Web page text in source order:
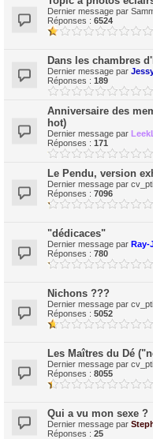
Dernier message par
Réponses : 6524
Dans les chambres
Dernier message par
Réponses : 189
Anniversaire des
hot)
Dernier message par
Réponses : 171
Le Pendu, version
Dernier message par
Réponses : 7096
"dédicaces"
Dernier message par Ray-
Réponses : 780
Nichons ???
Dernier message par
Réponses : 5052
Les Maîtres du Dé
Dernier message par
Réponses : 8055
Qui a vu mon sexe ?
Dernier message par
Réponses : 25